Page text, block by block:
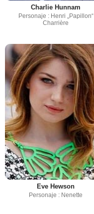
Charlie Hunnam
Personaje : Henri „Papillon“
Charrière
Eve Hewson
Personaje : Nenette